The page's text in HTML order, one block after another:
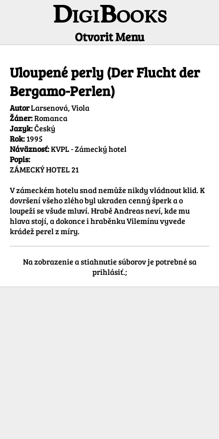
DigiBooks
Otvorit Menu
Uloupené perly (Der Flucht der
Bergamo-Perlen)
AutorLarsenová, Viola
Žáner:Romanca
Jazyk:Český
Rok:1995
Náväznosť:KVPL - Zámecký hotel
Popis:
ZÁMECKÝ HOTEL 21
V zámeckém hotelu snad nemůže nikdy vládnout klid. K
dovršení všeho zlého byl ukraden cenný šperk a o
loupeži se všude mluví. Hrabě Andreas neví, kde mu
hlava stojí, a dokonce i hraběnku Vilemínu vyvede
krádež perel z míry.
Na zobrazenie a stiahnutie súborov je potrebné sa
prihlásiť.;